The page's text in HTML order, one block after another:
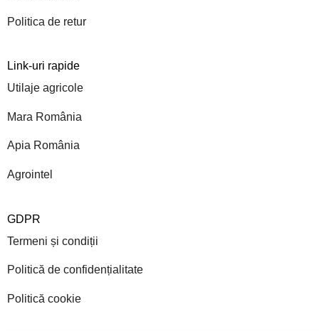
Politica de retur
Link-uri rapide
Utilaje agricole
Mara România
Apia România
Agrointel
GDPR
Termeni și condiții
Politică de confidențialitate
Politică cookie